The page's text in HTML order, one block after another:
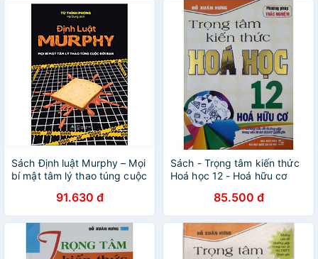
Sách Định luật Murphy – Mọi
bí mật tâm lý thao túng cuộc
91.630 đ
Sách - Trọng tâm kiến thức
Hoá học 12 - Hoá hữu cơ
85.500 đ